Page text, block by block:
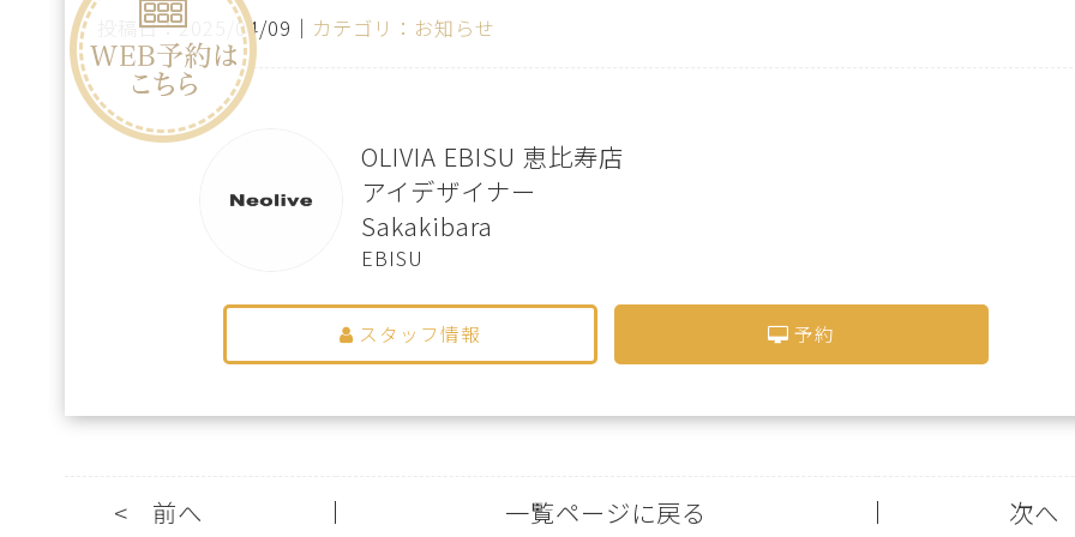
投稿日：2025/04/09｜ カテゴリ：お知らせ
OLIVIA EBISU 恵比寿店
アイデザイナー
Sakakibara
EBISU
スタッフ情報 予約
< 前へ 一覧ページに戻る 次へ